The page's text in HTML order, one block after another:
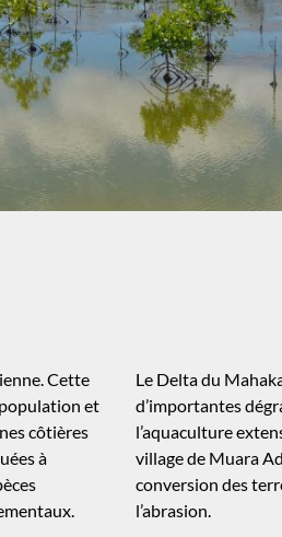
Cette
et
côtières
à
Le Delta du
d’importantes
l’aquaculture
village de Muara
conversion des
l’abrasion.